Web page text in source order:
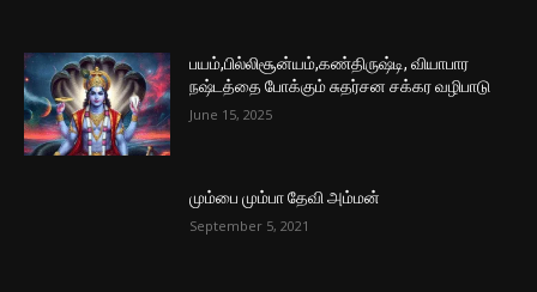
பயம்,பில்லிசூன்யம்,கண்திருஷ்டி, வியாபார
நஷ்டத்தை போக்கும் சுதர்சன சக்கர வழிபாடு
June 15, 2025
மும்பை மும்பா தேவி அம்மன்
September 5, 2021